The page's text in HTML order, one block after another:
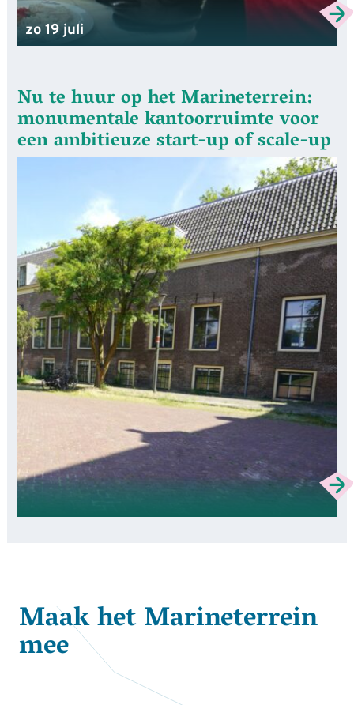
zo 19 juli
Nu te huur op het Marineterrein:
monumentale kantoorruimte voor
een ambitieuze start-up of scale-up
Maak het Marineterrein
mee